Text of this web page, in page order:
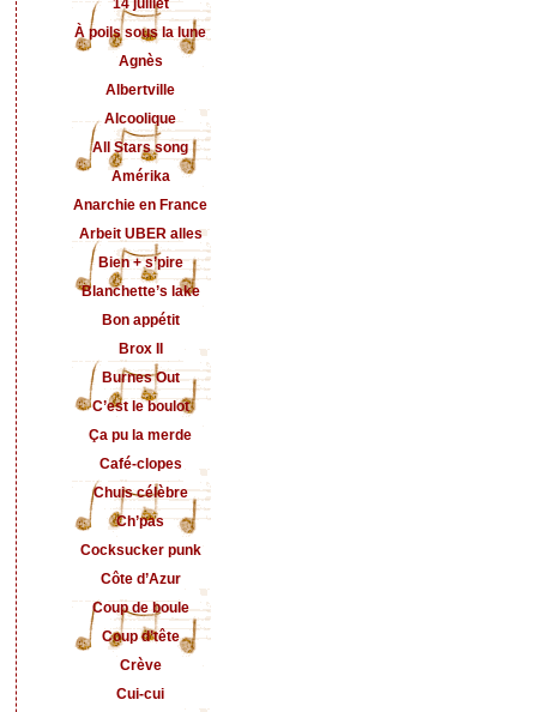
À poils sous la lune
Agnès
Albertville
Alcoolique
All Stars song
Amérika
Anarchie en France
Arbeit UBER alles
Bien + s’pire
Blanchette’s lake
Bon appétit
Brox II
Burnes Out
C’est le boulot
Ça pu la merde
Café-clopes
Chuis célèbre
Ch’pas
Cocksucker punk
Côte d’Azur
Coup de boule
Coup d’tête
Crève
Cui-cui